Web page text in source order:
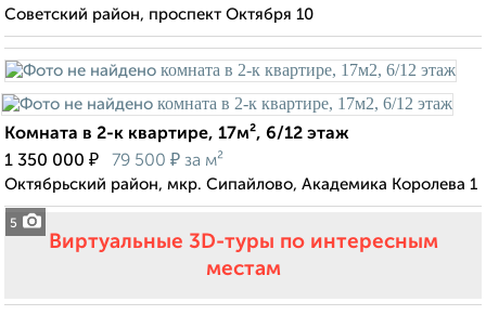
Советский район, проспект Октября 10
5
Комната в 2-к квартире, 17м², 6/12 этаж
1 350 000 ₽ 79 500 ₽ за м²
Октябрьский район, мкр. Сипайлово, Академика Королева 1
Виртуальные 3D-туры по интересным
местам